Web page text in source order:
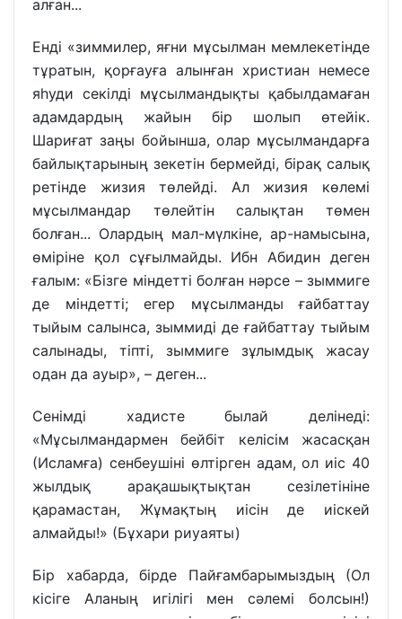
алған...
Енді «зиммилер, яғни мұсылман мемлекетінде
тұратын, қорғауға алынған христиан немесе
яһуди секілді мұсылмандықты қабылдамаған
адамдардың жайын бір шолып өтейік.
Шариғат заңы бойынша, олар мұсылмандарға
байлықтарының зекетін бермейді, бірақ салық
ретінде жизия төлейді. Ал жизия көлемі
мұсылмандар төлейтін салықтан төмен
болған... Олардың мал-мүлкіне, ар-намысына,
өміріне қол сұғылмайды. Ибн Абидин деген
ғалым: «Бізге міндетті болған нәрсе – зыммиге
де міндетті; егер мұсылманды ғайбаттау
тыйым салынса, зыммиді де ғайбаттау тыйым
салынады, тіпті, зыммиге зұлымдық жасау
одан да ауыр», – деген...
Сенімді хадисте былай делінеді:
«Мұсылмандармен бейбіт келісім жасасқан
(Исламға) сенбеушіні өлтірген адам, ол иіс 40
жылдық арақашықтықтан сезілетініне
қарамастан, Жұмақтың иісін де иіскей
алмайды!» (Бұхари риуаяты)
Бір хабарда, бірде Пайғамбарымыздың (Ол
кісіге Аланың игілігі мен сәлемі болсын!)